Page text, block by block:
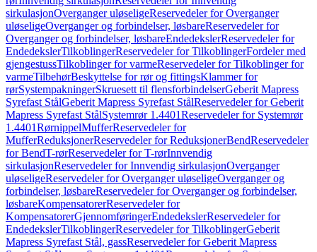
sirkulasjonOverganger uløseligeReservedeler for Overganger
uløseligeOverganger og forbindelser, løsbareReservedeler for
Overganger og forbindelser, løsbareEndedekslerReservedeler for
EndedekslerTilkoblingerReservedeler for TilkoblingerFordeler med
gjengestussTilkoblinger for varmeReservedeler for Tilkoblinger for
varmeTilbehørBeskyttelse for rør og fittingsKlammer for
rørSystempakningerSkruesett til flensforbindelserGeberit Mapress
Syrefast StålGeberit Mapress Syrefast StålReservedeler for Geberit
Mapress Syrefast StålSystemrør 1.4401Reservedeler for Systemrør
1.4401RørnippelMufferReservedeler for
MufferReduksjonerReservedeler for ReduksjonerBendReservedeler
for BendT-rørReservedeler for T-rørInnvendig
sirkulasjonReservedeler for Innvendig sirkulasjonOverganger
uløseligeReservedeler for Overganger uløseligeOverganger og
forbindelser, løsbareReservedeler for Overganger og forbindelser,
løsbareKompensatorerReservedeler for
KompensatorerGjennomføringerEndedekslerReservedeler for
EndedekslerTilkoblingerReservedeler for TilkoblingerGeberit
Mapress Syrefast Stål, gassReservedeler for Geberit Mapress